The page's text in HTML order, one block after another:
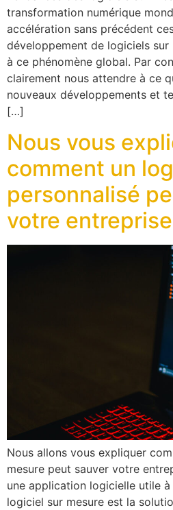
transformation numérique
accélération sans précédent
développement de logiciels sur
à ce phénomène global. Par
clairement nous attendre à ce
nouveaux développements et
[…]
Nous vous
comment un
personnalisé
votre
Nous allons vous expliquer
mesure peut sauver votre
une application logicielle utile
logiciel sur mesure est la